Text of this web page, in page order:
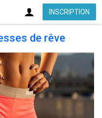
INSCRIPTION
de rêve